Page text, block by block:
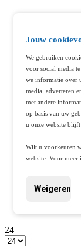
Jouw
We gebruiken
voor social media
we informatie over
media, adverteren
met andere
op basis van uw
u onze website blijft
Wilt u voorkeuren
website. Voor meer
Weigeren
24